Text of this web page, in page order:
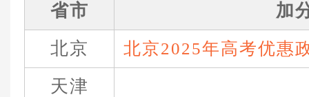
省市
加
北京
北京2025年高考优惠
天津